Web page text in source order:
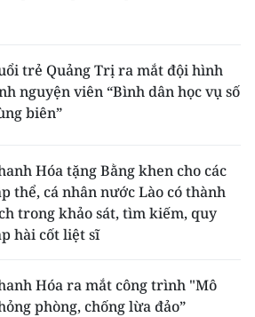
trẻ Quảng Trị ra mắt đội hình
nguyện viên “Bình dân học vụ số
biên”
Hóa tặng Bằng khen cho các
thể, cá nhân nước Lào có thành
trong khảo sát, tìm kiếm, quy
hài cốt liệt sĩ
Hóa ra mắt công trình "Mô
phòng, chống lừa đảo”